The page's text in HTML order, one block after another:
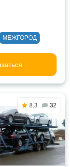
МЕЖГОРОД
8.3 32